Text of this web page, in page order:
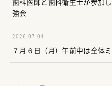
歯科医師と歯科衛生士が参加
強会
2026.07.04
７月６日（月）午前中は全体